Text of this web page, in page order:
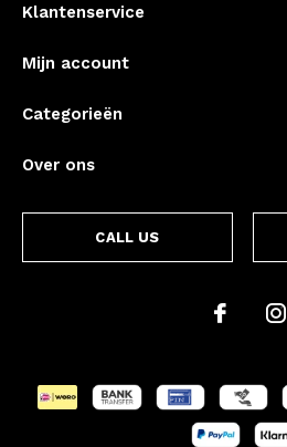
Klantenservice
Mijn account
Categorieën
Over ons
CALL US